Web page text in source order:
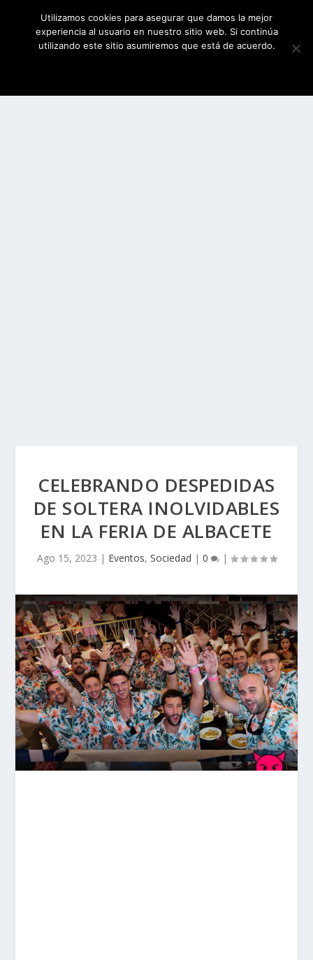
CELEBRANDO DESPEDIDAS
DE SOLTERA INOLVIDABLES
EN LA FERIA DE ALBACETE
Ago 15, 2023 | Eventos, Sociedad | 0 |
Utilizamos cookies para asegurar que damos la mejor
experiencia al usuario en nuestro sitio web. Si continúa
utilizando este sitio asumiremos que está de acuerdo.